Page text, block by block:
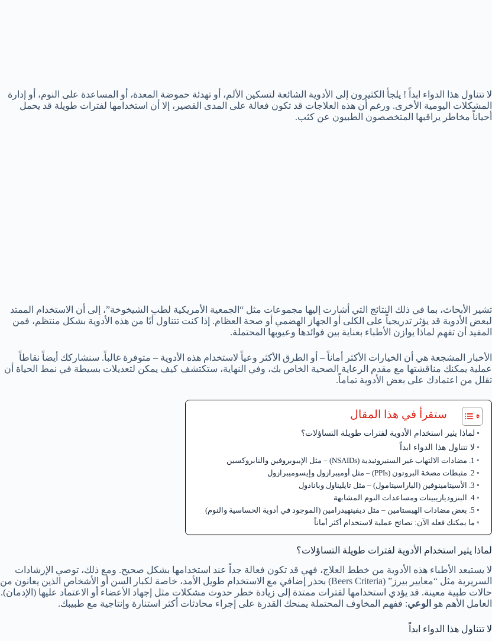
لا تتناول هذا الدواء ابداً ! يلجأ الكثيرون إلى الأدوية الشائعة لتسكين الألم، أو تهدئة حموضة المعدة، أو المساعدة على النوم، أو إدارة
المشكلات اليومية الأخرى. ورغم أن هذه العلاجات قد تكون فعالة على المدى القصير، إلا أن استخدامها لفترات طويلة قد يحمل
أحياناً مخاطر يراقبها المتخصصون الطبيون عن كثب.
تشير الأبحاث، بما في ذلك النتائج التي أشارت إليها مجموعات مثل “الجمعية الأمريكية لطب الشيخوخة”، إلى أن الاستخدام الممتد
لبعض الأدوية قد يؤثر تدريجياً على الكلى أو الجهاز الهضمي أو صحة العظام. إذا كنت تتناول أيًا من هذه الأدوية بشكل منتظم، فمن
المفيد أن تفهم لماذا يوازن الأطباء بعناية بين فوائدها وعيوبها المحتملة.
الأخبار المشجعة هي أن الخيارات الأكثر أماناً – أو الطرق الأكثر وعياً لاستخدام هذه الأدوية – متوفرة غالباً. سنشاركك أيضاً نقاطاً
عملية يمكنك مناقشتها مع مقدم الرعاية الصحية الخاص بك، وفي النهاية، ستكتشف كيف يمكن لتعديلات بسيطة في نمط الحياة أن
تقلل من اعتمادك على بعض الأدوية تماماً.
ستقرأ في هذا المقال
لماذا يثير استخدام الأدوية لفترات طويلة التساؤلات؟
لا تتناول هذا الدواء ابداً
1. مضادات الالتهاب غير الستيروئيدية (NSAIDs) – مثل الإيبوبروفين والنابروكسين
2. مثبطات مضخة البروتون (PPIs) – مثل أوميبرازول وإيسوميبرازول
3. الأسيتامينوفين (الباراسيتامول) – مثل تايليناول وبانادول
4. البنزوديازيبينات ومساعدات النوم المشابهة
5. بعض مضادات الهيستامين – مثل ديفينهيدرامين (الموجود في أدوية الحساسية والنوم)
ما يمكنك فعله الآن: نصائح عملية لاستخدام أكثر أماناً
لماذا يثير استخدام الأدوية لفترات طويلة التساؤلات؟
لا يستبعد الأطباء هذه الأدوية من خطط العلاج، فهي قد تكون فعالة جداً عند استخدامها بشكل صحيح. ومع ذلك، توصي الإرشادات
السريرية مثل “معايير بيرز” (Beers Criteria) بحذر إضافي مع الاستخدام طويل الأمد، خاصة لكبار السن أو الأشخاص الذين يعانون من
حالات طبية معينة. قد يؤدي استخدامها لفترات ممتدة إلى زيادة خطر حدوث مشكلات مثل إجهاد الأعضاء أو الاعتماد عليها (الإدمان).
العامل الأهم هو الوعي: ففهم المخاوف المحتملة يمنحك القدرة على إجراء محادثات أكثر استنارة وإنتاجية مع طبيبك.
لا تتناول هذا الدواء ابداً